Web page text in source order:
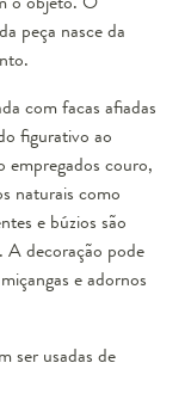
peça nasce da
com facas afiadas
figurativo ao
empregados couro,
naturais como
e búzios são
A decoração pode
e adornos
ser usadas de